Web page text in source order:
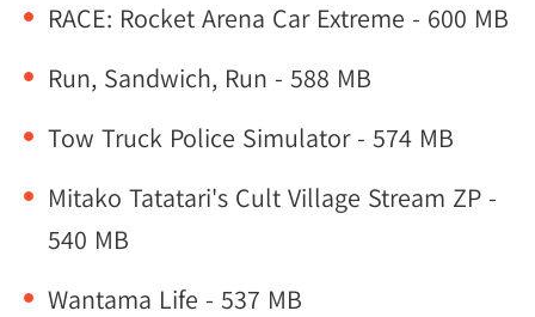
RACE: Rocket Arena Car Extreme - 600 MB
Run, Sandwich, Run - 588 MB
Tow Truck Police Simulator - 574 MB
Mitako Tatatari's Cult Village Stream ZP -
540 MB
Wantama Life - 537 MB